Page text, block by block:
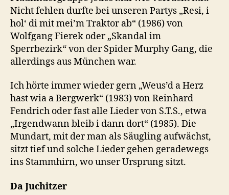
Nicht fehlen durfte bei unseren Partys „Resi, i
hol‘ di mit mei’m Traktor ab“ (1986) von
Wolfgang Fierek oder „Skandal im
Sperrbezirk“ von der Spider Murphy Gang, die
allerdings aus München war.
Ich hörte immer wieder gern „Weus’d a Herz
hast wia a Bergwerk“ (1983) von Reinhard
Fendrich oder fast alle Lieder von S.T.S., etwa
„Irgendwann bleib i dann dort“ (1985). Die
Mundart, mit der man als Säugling aufwächst,
sitzt tief und solche Lieder gehen geradewegs
ins Stammhirn, wo unser Ursprung sitzt.
Da Juchitzer